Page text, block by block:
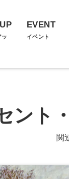
ッ
EVENT
イベント
ント
関